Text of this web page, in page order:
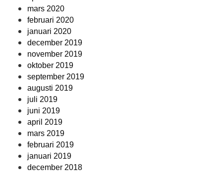
mars 2020
februari 2020
januari 2020
december 2019
november 2019
oktober 2019
september 2019
augusti 2019
juli 2019
juni 2019
april 2019
mars 2019
februari 2019
januari 2019
december 2018